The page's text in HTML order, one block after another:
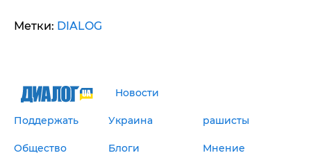
Метки: DIALOG
Новости
Поддержать Украина рашисты
Общество Блоги Мнение